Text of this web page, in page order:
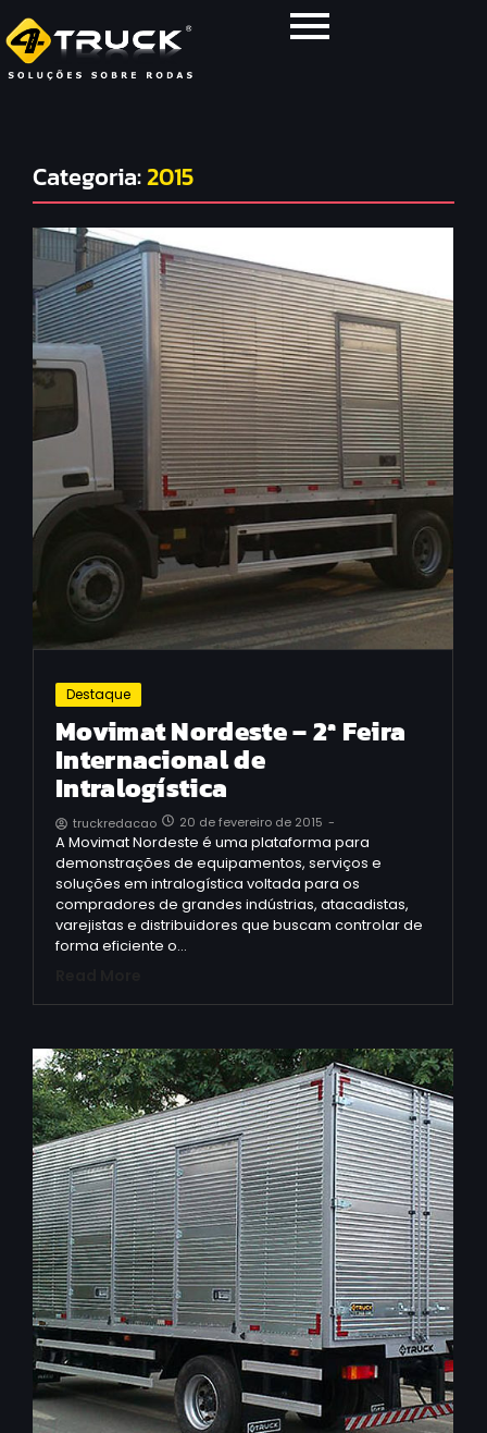
Categoria:2015
Destaque
Movimat Nordeste – 2ª Feira
Internacional de
Intralogística
truckredacao 20 de fevereiro de 2015 -
A Movimat Nordeste é uma plataforma para
demonstrações de equipamentos, serviços e
soluções em intralogística voltada para os
compradores de grandes indústrias, atacadistas,
varejistas e distribuidores que buscam controlar de
forma eficiente o…